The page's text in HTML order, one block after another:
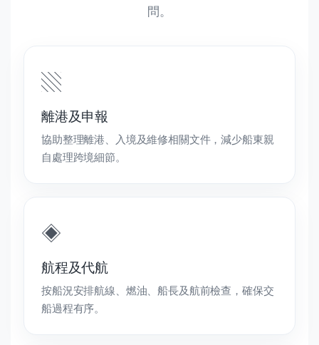
問。
▧
離港及申報
協助整理離港、入境及維修相關文件，減少船東親
自處理跨境細節。
◈
航程及代航
按船況安排航線、燃油、船長及航前檢查，確保交
船過程有序。